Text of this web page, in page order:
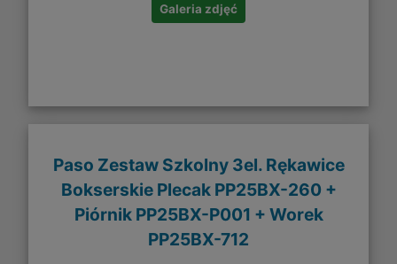
Galeria zdjęć
Paso Zestaw Szkolny 3el. Rękawice
Bokserskie Plecak PP25BX-260 +
Piórnik PP25BX-P001 + Worek
PP25BX-712